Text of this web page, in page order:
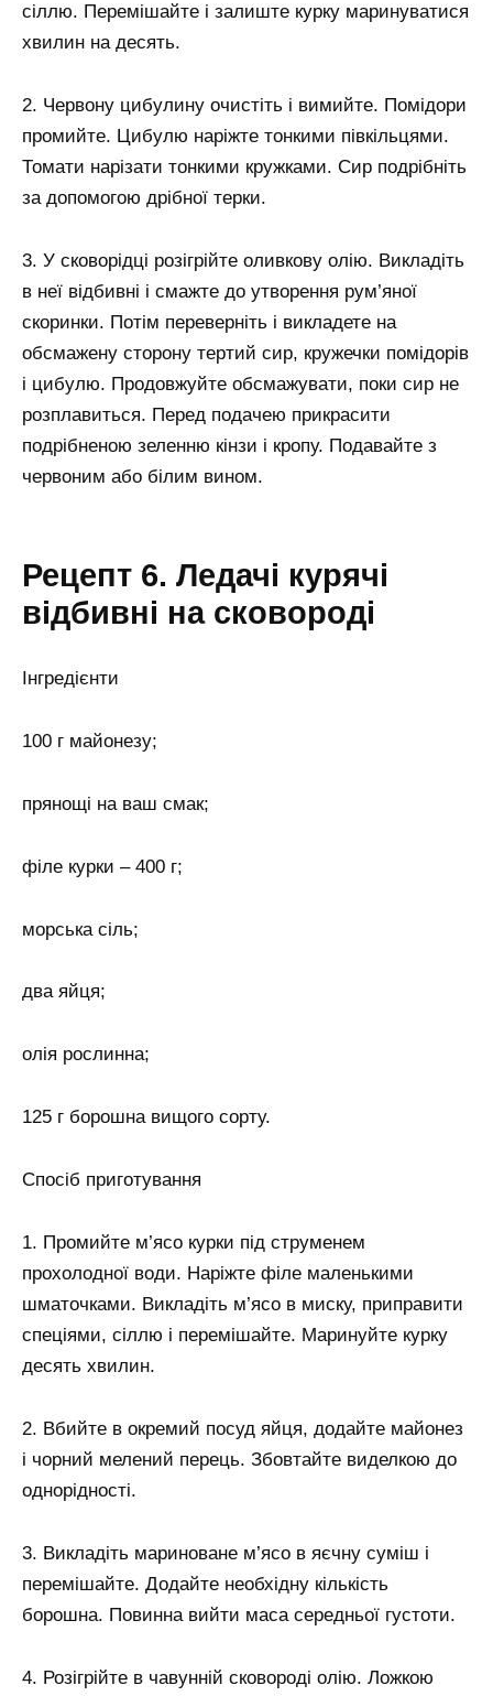
сіллю. Перемішайте і залиште курку маринуватися
хвилин на десять.
2. Червону цибулину очистіть і вимийте. Помідори
промийте. Цибулю наріжте тонкими півкільцями.
Томати нарізати тонкими кружками. Сир подрібніть
за допомогою дрібної терки.
3. У сковорідці розігрійте оливкову олію. Викладіть
в неї відбивні і смажте до утворення рум’яної
скоринки. Потім переверніть і викладете на
обсмажену сторону тертий сир, кружечки помідорів
і цибулю. Продовжуйте обсмажувати, поки сир не
розплавиться. Перед подачею прикрасити
подрібненою зеленню кінзи і кропу. Подавайте з
червоним або білим вином.
Рецепт 6. Ледачі курячі
відбивні на сковороді
Інгредієнти
100 г майонезу;
прянощі на ваш смак;
філе курки – 400 г;
морська сіль;
два яйця;
олія рослинна;
125 г борошна вищого сорту.
Спосіб приготування
1. Промийте м’ясо курки під струменем
прохолодної води. Наріжте філе маленькими
шматочками. Викладіть м’ясо в миску, приправити
спеціями, сіллю і перемішайте. Маринуйте курку
десять хвилин.
2. Вбийте в окремий посуд яйця, додайте майонез
і чорний мелений перець. Збовтайте виделкою до
однорідності.
3. Викладіть мариноване м’ясо в яєчну суміш і
перемішайте. Додайте необхідну кількість
борошна. Повинна вийти маса середньої густоти.
4. Розігрійте в чавунній сковороді олію. Ложкою